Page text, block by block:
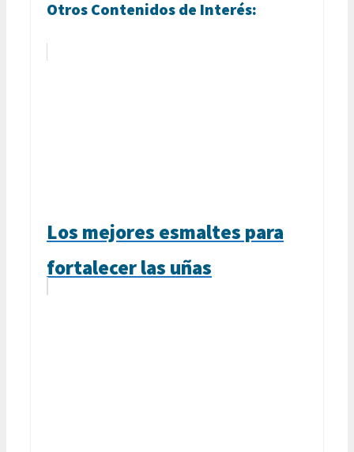
Otros Contenidos de Interés:
Los mejores esmaltes para
fortalecer las uñas